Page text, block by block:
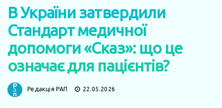
В України затвердили
Стандарт медичної
допомоги «Сказ»: що це
означає для пацієнтів?
Редакція РАП 22.05.2026